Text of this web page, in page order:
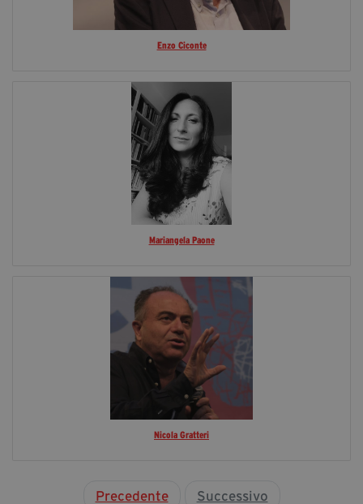
Enzo Ciconte
Mariangela Paone
Nicola Gratteri
Precedente Successivo